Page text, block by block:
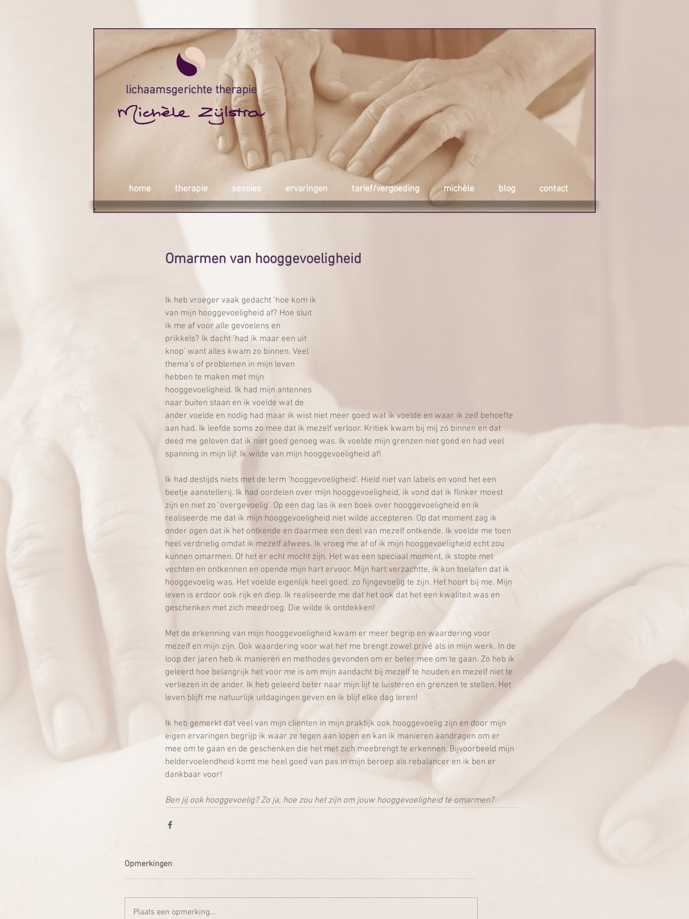
home therapie sessies ervaringen tarief/vergoeding michèle blog contact
lichaamsgerichte therapie
Omarmen van hooggevoeligheid
Ik heb vroeger vaak gedacht ‘hoe kom ik
van mijn hooggevoeligheid af? Hoe sluit
ik me af voor alle gevoelens en
prikkels? Ik dacht ‘had ik maar een uit
knop’ want alles kwam zo binnen. Veel
thema's of problemen in mijn leven
hebben te maken met mijn
hooggevoeligheid. Ik had mijn antennes
naar buiten staan en ik voelde wat de
ander voelde en nodig had maar ik wist niet meer goed wat ik voelde en waar ik zelf behoefte
aan had. Ik leefde soms zo mee dat ik mezelf verloor. Kritiek kwam bij mij zó binnen en dat
deed me geloven dat ik niet goed genoeg was. Ik voelde mijn grenzen niet goed en had veel
spanning in mijn lijf. Ik wilde van mijn hooggevoeligheid af!
Ik had destijds niets met de term ‘hooggevoeligheid’. Hield niet van labels en vond het een
beetje aanstellerij. Ik had oordelen over mijn hooggevoeligheid, ik vond dat ik flinker moest
zijn en niet zo ‘overgevoelig’. Op een dag las ik een boek over hooggevoeligheid en ik
realiseerde me dat ik mijn hooggevoeligheid niet wilde accepteren. Op dat moment zag ik
onder ogen dat ik het ontkende en daarmee een deel van mezelf ontkende. Ik voelde me toen
heel verdrietig omdat ik mezelf afwees. Ik vroeg me af of ik mijn hooggevoeligheid echt zou
kunnen omarmen. Of het er echt mocht zijn. Het was een speciaal moment, ik stopte met
vechten en ontkennen en opende mijn hart ervoor. Mijn hart verzachtte, ik kon toelaten dat ik
hooggevoelig was. Het voelde eigenlijk heel goed, zo fijngevoelig te zijn. Het hoort bij me. Mijn
leven is erdoor ook rijk en diep. Ik realiseerde me dat het ook dat het een kwaliteit was en
geschenken met zich meedroeg. Die wilde ik ontdekken!
Met de erkenning van mijn hooggevoeligheid kwam er meer begrip en waardering voor
mezelf en mijn zijn. Ook waardering voor wat het me brengt zowel privé als in mijn werk. In de
loop der jaren heb ik manieren en methodes gevonden om er beter mee om te gaan. Zo heb ik
geleerd hoe belangrijk het voor me is om mijn aandacht bij mezelf te houden en mezelf niet te
verliezen in de ander. Ik heb geleerd beter naar mijn lijf te luisteren en grenzen te stellen. Het
leven blijft me natuurlijk uitdagingen geven en ik blijf elke dag leren!
Ik heb gemerkt dat veel van mijn cliënten in mijn praktijk ook hooggevoelig zijn en door mijn
eigen ervaringen begrijp ik waar ze tegen aan lopen en kan ik manieren aandragen om er
mee om te gaan en de geschenken die het met zich meebrengt te erkennen. Bijvoorbeeld mijn
heldervoelendheid komt me heel goed van pas in mijn beroep als rebalancer en ik ben er
dankbaar voor!
Ben jij ook hooggevoelig? Zo ja, hoe zou het zijn om jouw hooggevoeligheid te omarmen?
Opmerkingen
Plaats een opmerking...